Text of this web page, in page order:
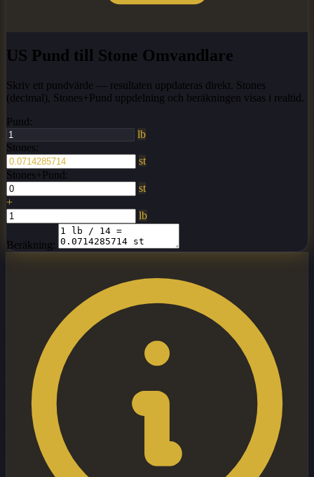
US Pund till Stone Omvandlare
Skriv ett pundvärde — resultaten uppdateras direkt. Stones
(decimal), Stones+Pund uppdelning och beräkningen visas i realtid.
Pund:
lb
Stones:
st
Stones+Pund:
st
+
lb
Beräkning: